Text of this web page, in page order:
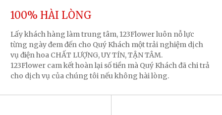
100% HÀI LÒNG
Lấy khách hàng làm trung tâm, 123Flower luôn nỗ lực
từng ngày đem đến cho Quý Khách một trải nghiệm dịch
vụ điện hoa CHẤT LƯỢNG, UY TÍN, TẬN TÂM.
123Flower cam kết hoàn lại số tiền mà Quý Khách đã chi trả
cho dịch vụ của chúng tôi nếu không hài lòng.